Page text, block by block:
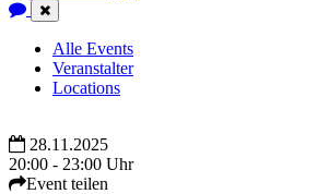
Close
Navigation
Alle Events
Veranstalter
Locations
28.11.2025
20:00 - 23:00 Uhr
Event teilen